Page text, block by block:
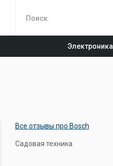
Электроника
Все отзывы про Bosch
Садовая техника